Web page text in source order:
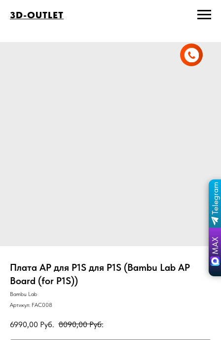
3D-OUTLET
Плата AP для P1S для P1S (Bambu Lab AP
Board (for P1S))
Bambu Lab
Артикул: FAC008
6990,00 Руб. 8090,00 Руб.